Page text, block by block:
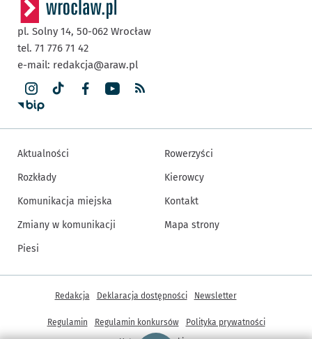
pl. Solny 14, 50-062 Wrocław
tel. 71 776 71 42
e-mail: redakcja@araw.pl
Aktualności
Rozkłady
Komunikacja miejska
Zmiany w komunikacji
Piesi
Rowerzyści
Kierowcy
Kontakt
Mapa strony
Inne informacje
Redakcja Deklaracja dostępności Newsletter
Regulamin Regulamin konkursów
Polityka prywatności